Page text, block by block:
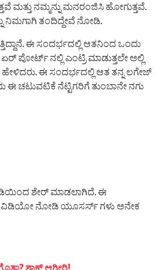
ನಮ್ಮನ್ನು ಮನರಂಜಿಸಿ ಹೋಗುತ್ತವೆ.
ನಿಮಗಾಗಿ ತಂದಿದ್ದೇವೆ ನೋಡಿ.
ಈ ಸಂದರ್ಭದಲ್ಲಿ ಆತನಿಂದ ಒಂದು
ಪೋರ್ಟ್ ನಲ್ಲಿ ಎಂಟ್ರಿ ಮಾಡುತ್ತಲೇ ಅಲ್ಲಿ
ಹೇಳಿದರು. ಈ ಸಂದರ್ಭದಲ್ಲಿ ಆತ ತನ್ನ ಲಗೇಜ್
ಈ ಚಟುವಟಿಕೆ ನೆಟ್ಟಿಗರಿಗೆ ತುಂಬಾನೇ ನಗು
ಐಡಿಯಿಂದ ಶೇರ್ ಮಾಡಲಾಗಿದೆ. ಈ
ವಿಡಿಯೋ ನೋಡಿ ಯೂಸರ್ಸ್ ಗಳು ಅನೇಕ